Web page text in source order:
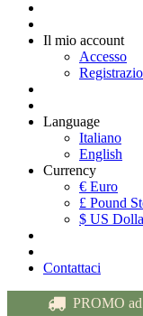
Il mio account
Accesso
Language
Italiano
English
Currency
€ Euro
£ Pound
$ US
Contattaci
PROMO